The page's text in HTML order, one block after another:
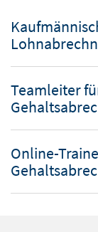
Teamleiter
Online-